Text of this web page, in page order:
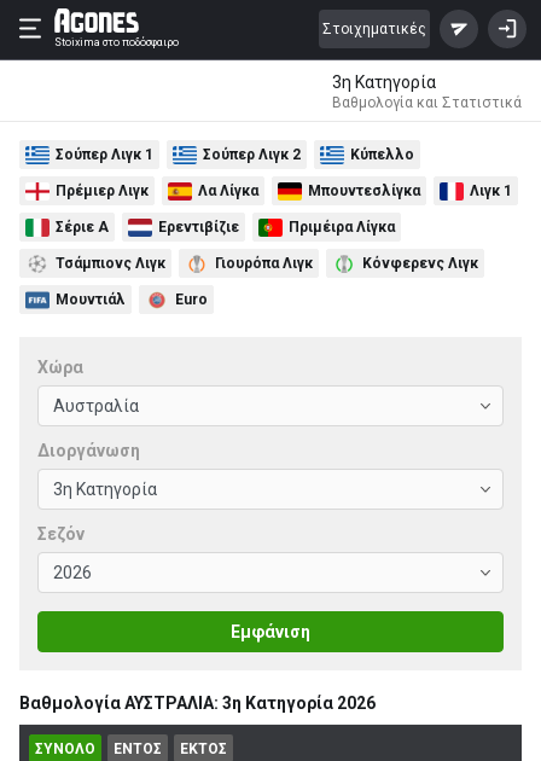
Stoixima στο ποδόσφαιρο
Στοιχηματικές
3η Κατηγορία
Βαθμολογία και Στατιστικά
Σούπερ Λιγκ 1 Σούπερ Λιγκ 2 Κύπελλο
Πρέμιερ Λιγκ Λα Λίγκα Μπουντεσλίγκα Λιγκ 1
Σέριε Α Ερεντιβίζιε Πριμέιρα Λίγκα
Τσάμπιονς Λιγκ Γιουρόπα Λιγκ Κόνφερενς Λιγκ
Μουντιάλ Euro
Χώρα
Διοργάνωση
Σεζόν
Εμφάνιση
Βαθμολογία ΑΥΣΤΡΑΛΙΑ: 3η Κατηγορία 2026
ΣΥΝΟΛΟ ΕΝΤΟΣ ΕΚΤΟΣ